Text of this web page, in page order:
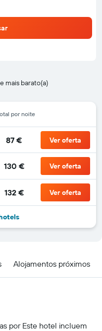
mais barato(a)
por noite
87 € Ver oferta
130 € Ver oferta
132 € Ver oferta
Alojamentos próximos
por Este hotel incluem